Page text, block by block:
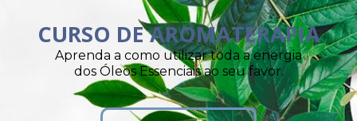
CURSO DE AROMATERAPIA
Aprenda a como utilizar toda a energia
dos Óleos Essenciais ao seu favor.